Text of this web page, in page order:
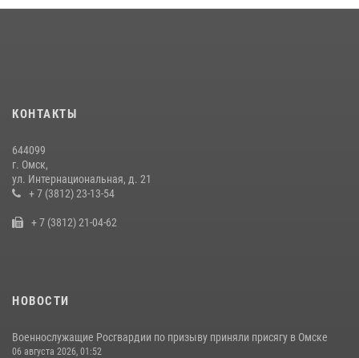
области
Росгвардия обеспечила безопасность уникального передвижного
музея «Поезд Победы» в Омске
КОНТАКТЫ
644099
г. Омск,
ул. Интернациональная, д. 21
+ 7 (3812) 23-13-54
+ 7 (3812) 21-04-62
НОВОСТИ
Военнослужащие Росгвардии по призыву приняли присягу в Омске
06 августа 2026, 01:52